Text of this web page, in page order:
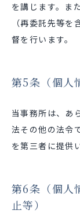
を講じます。ま
（再委託先等
督を行います。
第5条（個人
当事務所は、あ
法その他の法令
を第三者に提供
第6条（個人
止等）